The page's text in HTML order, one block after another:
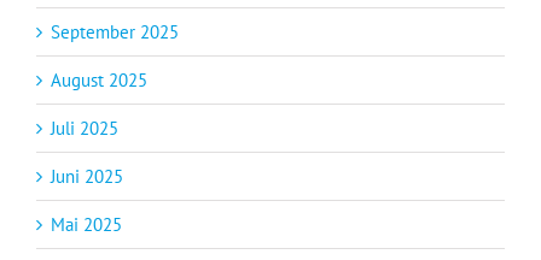
September 2025
August 2025
Juli 2025
Juni 2025
Mai 2025